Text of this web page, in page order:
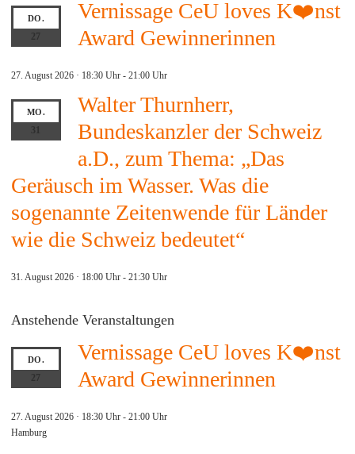
DO.
27
Vernissage CeU loves K❤️nst
Award Gewinnerinnen
27. August 2026 · 18:30 Uhr - 21:00 Uhr
MO.
Walter Thurnherr,
Bundeskanzler der Schweiz
a.D., zum Thema: „Das
Geräusch im Wasser. Was die
sogenannte Zeitenwende für Länder
wie die Schweiz bedeutet“
31. August 2026 · 18:00 Uhr - 21:30 Uhr
Anstehende Veranstaltungen
DO.
27
Vernissage CeU loves K❤️nst
Award Gewinnerinnen
27. August 2026 · 18:30 Uhr - 21:00 Uhr
Hamburg